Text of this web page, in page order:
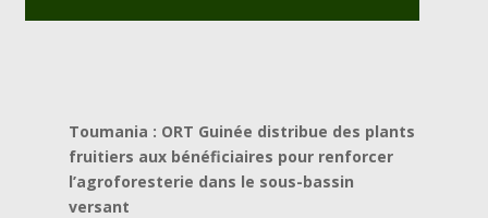
Toumania : ORT Guinée distribue des plants
fruitiers aux bénéficiaires pour renforcer
l’agroforesterie dans le sous-bassin
versant